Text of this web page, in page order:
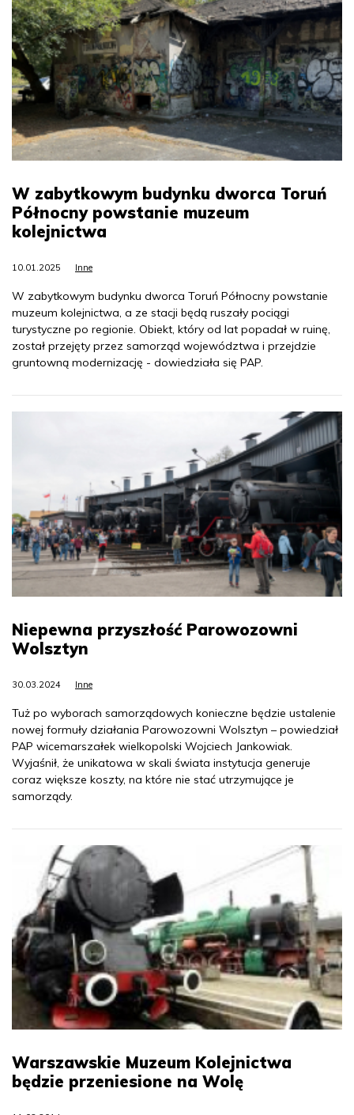
W zabytkowym budynku dworca Toruń
Północny powstanie muzeum
kolejnictwa
10.01.2025 Inne
W zabytkowym budynku dworca Toruń Północny powstanie
muzeum kolejnictwa, a ze stacji będą ruszały pociągi
turystyczne po regionie. Obiekt, który od lat popadał w ruinę,
został przejęty przez samorząd województwa i przejdzie
gruntowną modernizację - dowiedziała się PAP.
Niepewna przyszłość Parowozowni
Wolsztyn
30.03.2024 Inne
Tuż po wyborach samorządowych konieczne będzie ustalenie
nowej formuły działania Parowozowni Wolsztyn – powiedział
PAP wicemarszałek wielkopolski Wojciech Jankowiak.
Wyjaśnił, że unikatowa w skali świata instytucja generuje
coraz większe koszty, na które nie stać utrzymujące je
samorządy.
Warszawskie Muzeum Kolejnictwa
będzie przeniesione na Wolę